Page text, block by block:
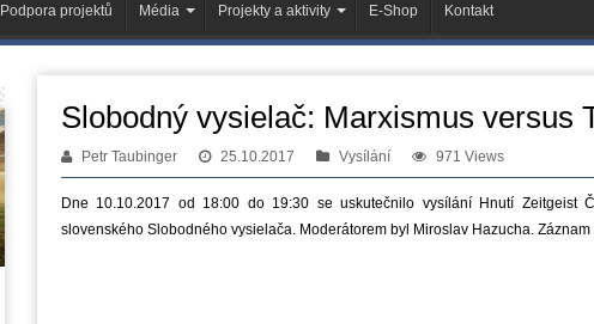
Podpora projektů Média Projekty a aktivity E-Shop Kontakt
Slobodný vysielač: Marxismus versus
Petr Taubinger 25.10.2017 Vysílání 971 Views
Dne 10.10.2017 od 18:00 do 19:30 se uskutečnilo vysílání Hnutí Zeitgeist
slovenského Slobodného vysielača. Moderátorem byl Miroslav Hazucha. Záznam